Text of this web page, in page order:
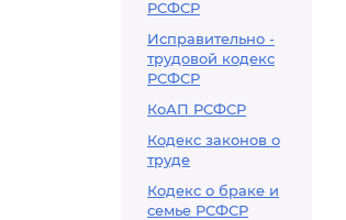
РСФСР
Исправительно -
трудовой кодекс
РСФСР
КоАП РСФСР
Кодекс законов о
труде
Кодекс о браке и
семье РСФСР